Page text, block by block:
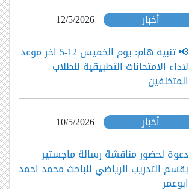
أخبار
12/5/2026
📢 تنبيه هام: يوم الخميس 12-5 اخر موعد
لاداء الامتحانات التطبيقية للطلاب
المتخلفين
أخبار
10/5/2026
دعوة لحضور مناقشة رسالة ماجستير
بقسم التدريب الرياضي للباحث محمد احمد
ابوعمر